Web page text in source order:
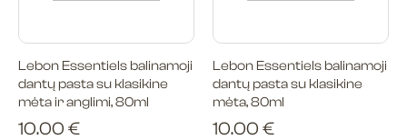
Lebon Essentiels balinamoji
dantų pasta su klasikine
mėta ir anglimi, 80ml
10.00 €
Lebon Essentiels balinamoji
dantų pasta su klasikine
mėta, 80ml
10.00 €